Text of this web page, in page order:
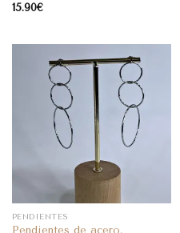
15.90€
PENDIENTES
Pendientes de acero,